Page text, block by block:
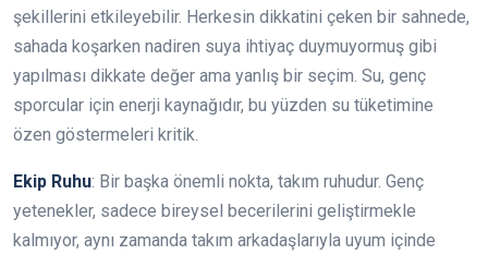
şekillerini etkileyebilir. Herkesin dikkatini çeken bir sahnede,
sahada koşarken nadiren suya ihtiyaç duymuyormuş gibi
yapılması dikkate değer ama yanlış bir seçim. Su, genç
sporcular için enerji kaynağıdır, bu yüzden su tüketimine
özen göstermeleri kritik.
Ekip Ruhu: Bir başka önemli nokta, takım ruhudur. Genç
yetenekler, sadece bireysel becerilerini geliştirmekle
kalmıyor, aynı zamanda takım arkadaşlarıyla uyum içinde